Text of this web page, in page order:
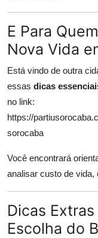
E Para
Nova Vida
Está vindo de outra
essas dicas
no link:
https://
sorocaba
Você encontrará
analisar custo de vida,
Dicas
Escolha do